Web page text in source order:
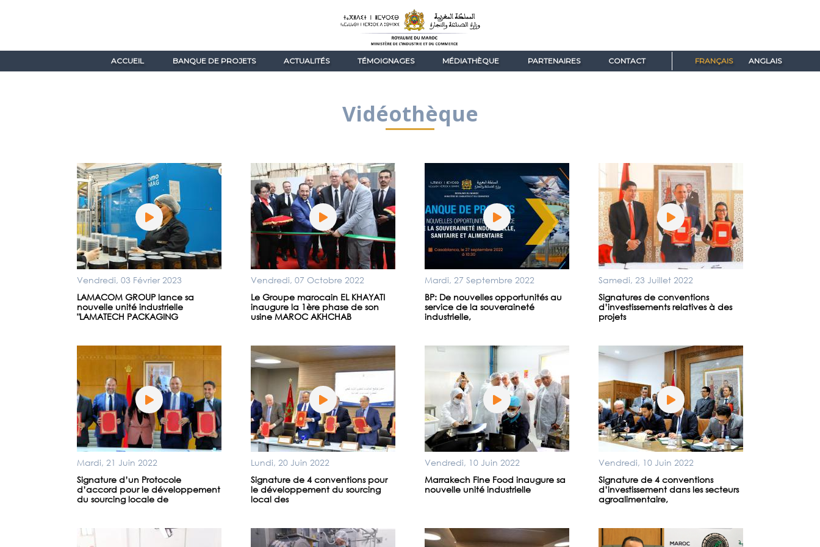
ACCUEIL BANQUE DE PROJETS ACTUALITÉS TÉMOIGNAGES MÉDIATHÈQUE PARTENAIRES CONTACT FRANÇAIS ANGLAIS
Vidéothèque
Vendredi, 03 Février 2023
LAMACOM GROUP lance sa
nouvelle unité industrielle
"LAMATECH PACKAGING
Vendredi, 07 Octobre 2022
Le Groupe marocain EL KHAYATI
inaugure la 1ère phase de son
usine MAROC AKHCHAB
Mardi, 27 Septembre 2022
BP: De nouvelles opportunités au
service de la souveraineté
industrielle,
Samedi, 23 Juillet 2022
Signatures de conventions
d’investissements relatives à des
projets
Mardi, 21 Juin 2022
Signature d’un Protocole
d’accord pour le développement
du sourcing locale de
Lundi, 20 Juin 2022
Signature de 4 conventions pour
le développement du sourcing
local des
Vendredi, 10 Juin 2022
Marrakech Fine Food inaugure sa
nouvelle unité industrielle
Vendredi, 10 Juin 2022
Signature de 4 conventions
d’investissement dans les secteurs
agroalimentaire,